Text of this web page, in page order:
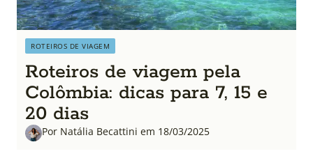
ROTEIROS DE VIAGEM
Roteiros de viagem pela
Colômbia: dicas para 7, 15 e
20 dias
Por Natália Becattini em 18/03/2025